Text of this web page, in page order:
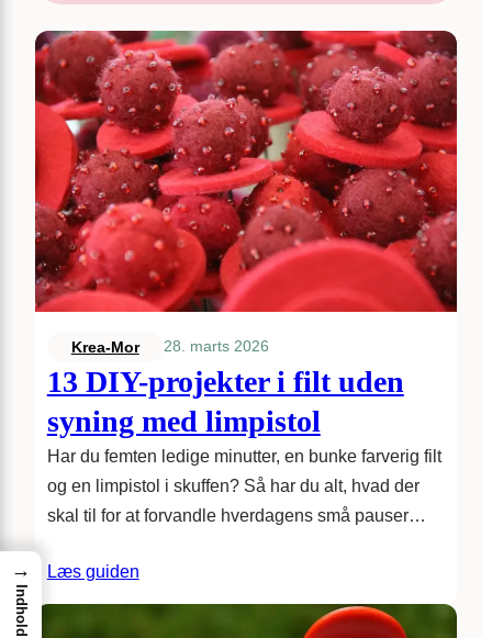
Krea-Mor 28. marts 2026
13 DIY-projekter i filt uden
syning med limpistol
Har du femten ledige minutter, en bunke farverig filt
og en limpistol i skuffen? Så har du alt, hvad der
skal til for at forvandle hverdagens små pauser…
Læs guiden
→
Indhold